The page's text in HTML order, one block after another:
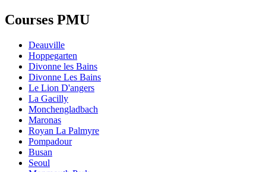
Courses PMU
Deauville
Hoppegarten
Divonne les Bains
Divonne Les Bains
Le Lion D'angers
La Gacilly
Monchengladbach
Maronas
Royan La Palmyre
Pompadour
Busan
Seoul